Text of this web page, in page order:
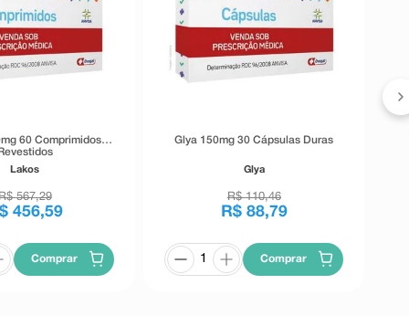
60 Comprimidos
Revestidos
Lakos
567,29
456,59
Comprar
Glya 150mg 30 Cápsulas Duras
Glya
R$ 110,46
R$ 88,79
Comprar